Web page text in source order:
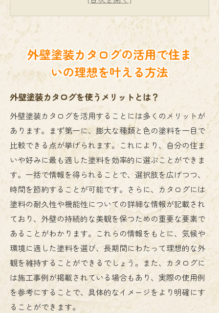
住まいに合った塗料をカタログで見つける
カタログを活用した外壁塗装のトレンドチ
ェック
び方
色と質感が決め手！外壁塗装選びの重要ポイン
ト
色選びの基本と住まいの雰囲気作り
質感の違いが与える印象の変化
外壁塗装で色褪せを防ぐためのポイント
色と質感の組み合わせで個性を演出
環境に合わせた色と質感の選び方
カタログで色と質感を視覚的に確認する方
法
外壁塗装で長持ち住宅を実現するための塗料ガ
イド
耐久性重視の塗料選び方
外壁塗装カタログの活用で住ま
いの理想を叶える方法
外壁塗装カタログを使うメリットとは？
外壁塗装カタログを活用することには多くのメリットが
あります。まず第一に、膨大な種類と色の塗料を一目で
比較できる点が挙げられます。これにより、自分の住ま
いや好みに最も適した塗料を効率的に選ぶことができま
す。一括で情報を得られることで、選択肢を広げつつ、
時間を節約することが可能です。さらに、カタログには
塗料の耐久性や機能性についての詳細な情報が記載され
ており、外壁の持続的な美観を保つための重要な要素で
あることがわかります。これらの情報をもとに、気候や
環境に適した塗料を選び、長期間にわたって理想的な外
観を維持することができるでしょう。また、カタログに
は施工事例が掲載されている場合もあり、実際の使用例
を参考にすることで、具体的なイメージをより明確にす
ることができます。